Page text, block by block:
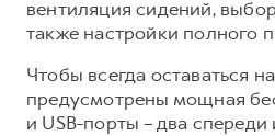
вентиляция сидений,
также настройки полного
Чтобы всегда оставаться
предусмотрены мощная
и USB-порты – два спереди